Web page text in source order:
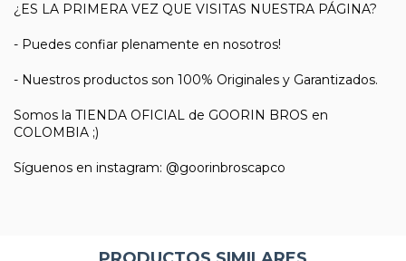
¿ES LA PRIMERA VEZ QUE VISITAS NUESTRA PÁGINA?
- Puedes confiar plenamente en nosotros!
- Nuestros productos son 100% Originales y Garantizados.
Somos la TIENDA OFICIAL de GOORIN BROS en
COLOMBIA ;)
Síguenos en instagram: @goorinbroscapco